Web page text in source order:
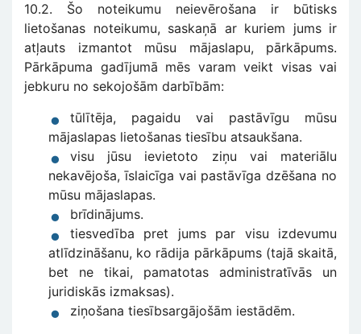
10.2. Šo noteikumu neievērošana ir būtisks
lietošanas noteikumu, saskaņā ar kuriem jums ir
atļauts izmantot mūsu mājaslapu, pārkāpums.
Pārkāpuma gadījumā mēs varam veikt visas vai
jebkuru no sekojošām darbībām:
tūlītēja, pagaidu vai pastāvīgu mūsu
mājaslapas lietošanas tiesību atsaukšana.
visu jūsu ievietoto ziņu vai materiālu
nekavējoša, īslaicīga vai pastāvīga dzēšana no
mūsu mājaslapas.
brīdinājums.
tiesvedība pret jums par visu izdevumu
atlīdzināšanu, ko rādija pārkāpums (tajā skaitā,
bet ne tikai, pamatotas administratīvās un
juridiskās izmaksas).
ziņošana tiesībsargājošām iestādēm.